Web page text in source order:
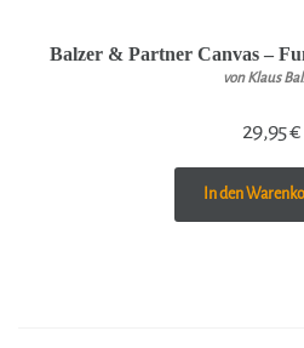
Balzer & Partner Canvas –
von Klaus
29,95€
In den